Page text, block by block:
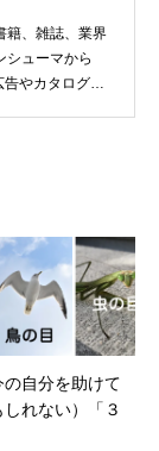
籍、雑誌、業界
シューマから
告やカタログ、
）、セキュリテ
/デザスタリカバ
/ネットワーク
ィなど）、ネッ
プウェア/サー
スティングな
/各種戦略/導入
か、多数執筆。
の自分を助けて
しれない）「３